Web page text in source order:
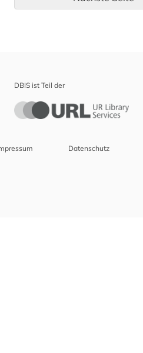
DBIS ist Teil der
Datenschutz